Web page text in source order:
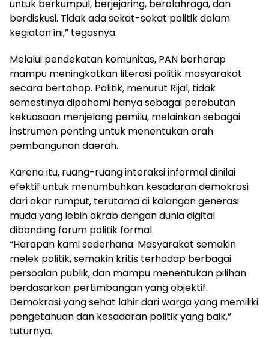
untuk berkumpul, berjejaring, berolahraga, dan
berdiskusi. Tidak ada sekat-sekat politik dalam
kegiatan ini,” tegasnya.
Melalui pendekatan komunitas, PAN berharap
mampu meningkatkan literasi politik masyarakat
secara bertahap. Politik, menurut Rijal, tidak
semestinya dipahami hanya sebagai perebutan
kekuasaan menjelang pemilu, melainkan sebagai
instrumen penting untuk menentukan arah
pembangunan daerah.
Karena itu, ruang-ruang interaksi informal dinilai
efektif untuk menumbuhkan kesadaran demokrasi
dari akar rumput, terutama di kalangan generasi
muda yang lebih akrab dengan dunia digital
dibanding forum politik formal.
“Harapan kami sederhana. Masyarakat semakin
melek politik, semakin kritis terhadap berbagai
persoalan publik, dan mampu menentukan pilihan
berdasarkan pertimbangan yang objektif.
Demokrasi yang sehat lahir dari warga yang memiliki
pengetahuan dan kesadaran politik yang baik,”
tuturnya.